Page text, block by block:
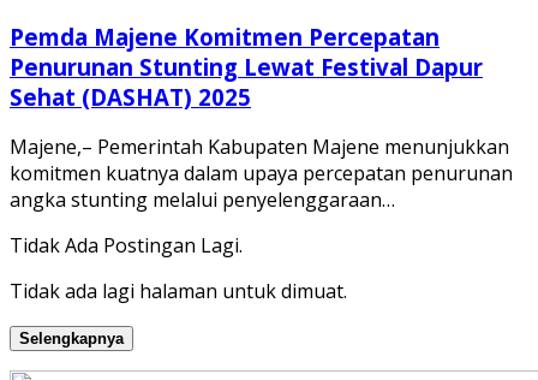
Pemda Majene Komitmen Percepatan
Penurunan Stunting Lewat Festival Dapur
Sehat (DASHAT) 2025
Majene,– Pemerintah Kabupaten Majene menunjukkan
komitmen kuatnya dalam upaya percepatan penurunan
angka stunting melalui penyelenggaraan…
Tidak Ada Postingan Lagi.
Tidak ada lagi halaman untuk dimuat.
Selengkapnya